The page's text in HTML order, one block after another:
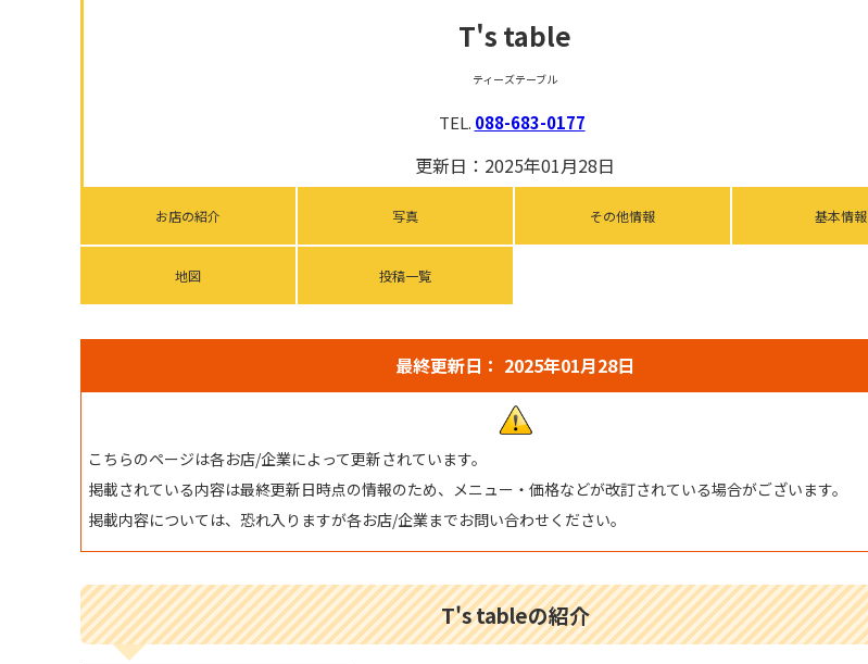
T's table
ティーズテーブル
TEL. 088-683-0177
更新日：2025年01月28日
お店の紹介 写真 その他情報 基本情報
地図 投稿一覧
最終更新日： 2025年01月28日
こちらのページは各お店/企業によって更新されています。
掲載されている内容は最終更新日時点の情報のため、メニュー・価格などが改訂されている場合がございます。
掲載内容については、恐れ入りますが各お店/企業までお問い合わせください。
T's tableの紹介